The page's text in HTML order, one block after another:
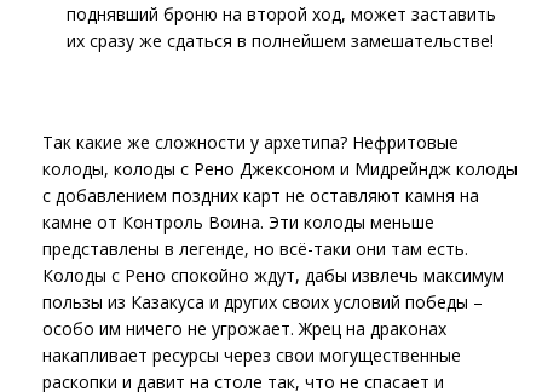
поднявший броню на второй ход, может заставить
их сразу же сдаться в полнейшем замешательстве!
Так какие же сложности у архетипа? Нефритовые
колоды, колоды с Рено Джексоном и Мидрейндж колоды
с добавлением поздних карт не оставляют камня на
камне от Контроль Воина. Эти колоды меньше
представлены в легенде, но всё-таки они там есть.
Колоды с Рено спокойно ждут, дабы извлечь максимум
пользы из Казакуса и других своих условий победы –
особо им ничего не угрожает. Жрец на драконах
накапливает ресурсы через свои могущественные
раскопки и давит на столе так, что не спасает и